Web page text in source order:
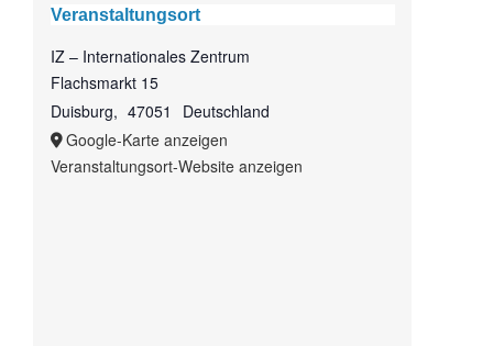
Veranstaltungsort
IZ – Internationales Zentrum
Flachsmarkt 15
Duisburg, 47051
Deutschland
Google-Karte anzeigen
Veranstaltungsort-Website anzeigen